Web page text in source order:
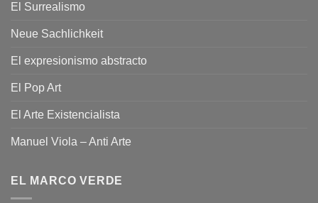
El Surrealismo
Neue Sachlichkeit
El expresionismo abstracto
El Pop Art
El Arte Existencialista
Manuel Viola – Anti Arte
EL MARCO VERDE